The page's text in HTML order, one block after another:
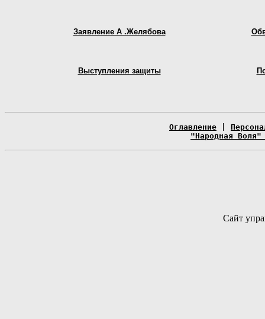
Заявление А .Желябова
Выступления защиты
Оглавление
"Народная Воля"
Сайт